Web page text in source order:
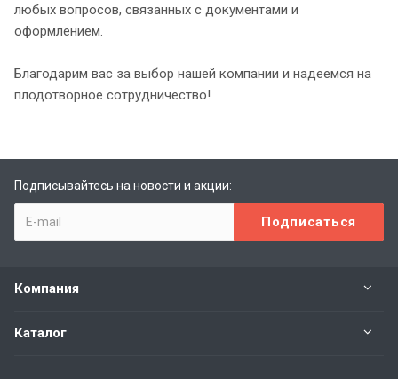
любых вопросов, связанных с документами и
оформлением.
Благодарим вас за выбор нашей компании и надеемся на
плодотворное сотрудничество!
Подписывайтесь на новости и акции:
Компания
Каталог